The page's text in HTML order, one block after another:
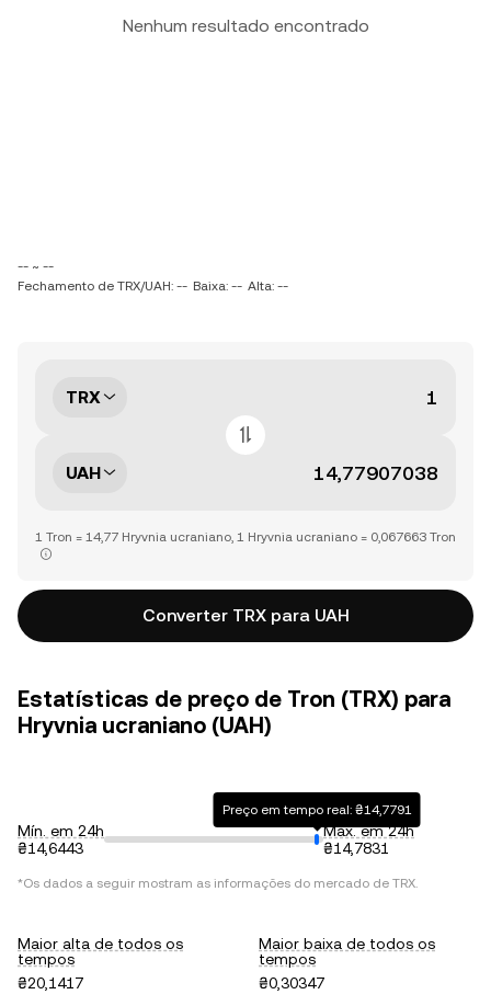
Nenhum resultado encontrado
-- ~ --
Fechamento de TRX/UAH: -- Baixa: -- Alta: --
TRX
UAH
1 Tron = 14,77 Hryvnia ucraniano, 1 Hryvnia ucraniano = 0,067663 Tron
Converter TRX para UAH
Estatísticas de preço de Tron (TRX) para
Hryvnia ucraniano (UAH)
Mín. em 24h
₴14,6443
Preço em tempo real: ₴14,7791
Máx. em 24h
₴14,7831
*Os dados a seguir mostram as informações do mercado de TRX.
Maior alta de todos os
tempos
₴20,1417
Maior baixa de todos os
tempos
₴0,30347